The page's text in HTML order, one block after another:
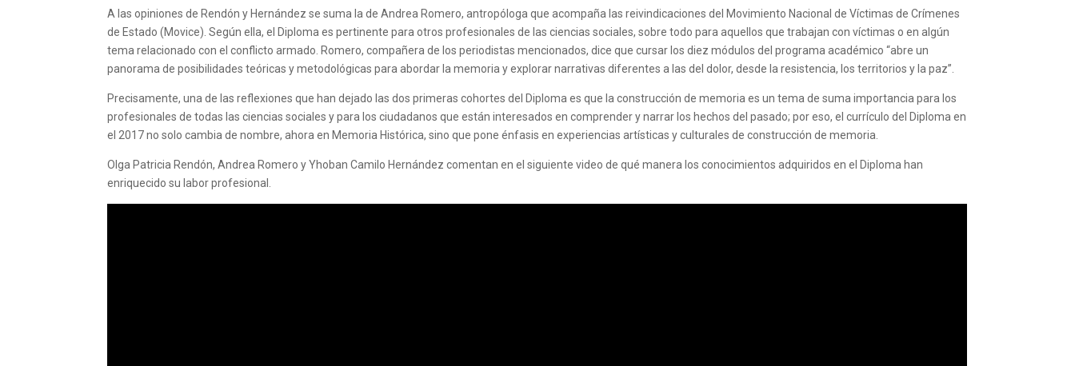
A las opiniones de Rendón y Hernández se suma la de Andrea Romero, antropóloga que acompaña las reivindicaciones del Movimiento Nacional de Víctimas de Crímenes
de Estado (Movice). Según ella, el Diploma es pertinente para otros profesionales de las ciencias sociales, sobre todo para aquellos que trabajan con víctimas o en algún
tema relacionado con el conflicto armado. Romero, compañera de los periodistas mencionados, dice que cursar los diez módulos del programa académico “abre un
panorama de posibilidades teóricas y metodológicas para abordar la memoria y explorar narrativas diferentes a las del dolor, desde la resistencia, los territorios y la paz”.
Precisamente, una de las reflexiones que han dejado las dos primeras cohortes del Diploma es que la construcción de memoria es un tema de suma importancia para los
profesionales de todas las ciencias sociales y para los ciudadanos que están interesados en comprender y narrar los hechos del pasado; por eso, el currículo del Diploma en
el 2017 no solo cambia de nombre, ahora en Memoria Histórica, sino que pone énfasis en experiencias artísticas y culturales de construcción de memoria.
Olga Patricia Rendón, Andrea Romero y Yhoban Camilo Hernández comentan en el siguiente video de qué manera los conocimientos adquiridos en el Diploma han
enriquecido su labor profesional.